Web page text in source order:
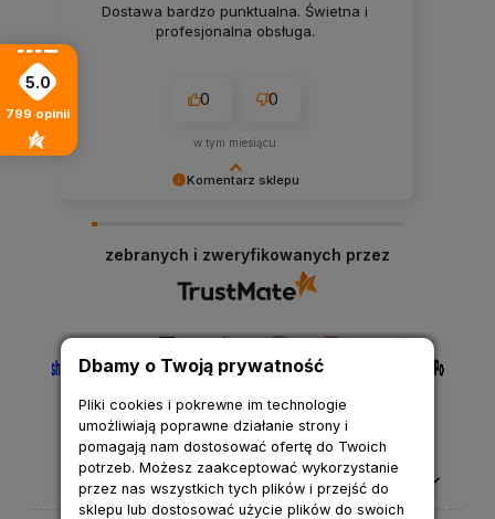
Komentarz sklepu
Dostawa bardzo punktualna. Świetna i
profesjonalna obsługa.
0 0
w tym miesiącu
zebranych i zweryfikowanych przez
Pomoc
5.0
799 opinii
Dbamy o Twoją prywatność
Pliki cookies i pokrewne im technologie
umożliwiają poprawne działanie strony i
pomagają nam dostosować ofertę do Twoich
potrzeb. Możesz zaakceptować wykorzystanie
przez nas wszystkich tych plików i przejść do
sklepu lub dostosować użycie plików do swoich